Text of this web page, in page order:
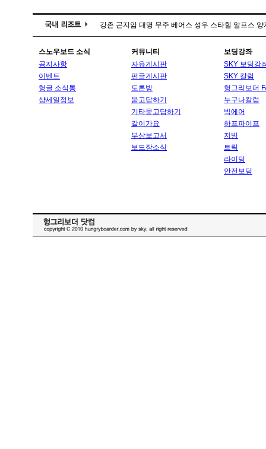
강촌 곤지암 대명 무주 베어스 성우 스타힐 알프스 양
스노우보드 소식 커뮤니티
보딩강좌
공지사항
자유게시판
SKY 보딩강
이벤트
펀글게시판
SKY 칼럼
헝글 소식통
토론방
헝그리보더
샵세일정보
묻고답하기
누구나칼럼
기타묻고답하기
빅에어
같이가요
하프파이프
부상보고서
지빙
보드장소식
트릭
라이딩
안전보딩